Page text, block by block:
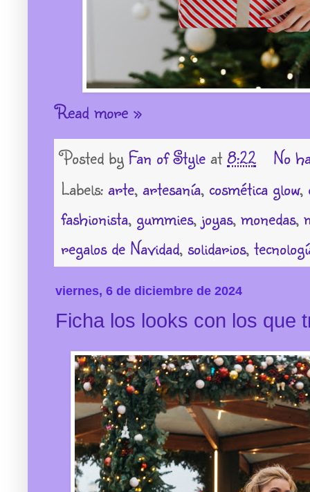
Read more »
Posted by Fan of Style at 8:22
No
Labels: arte, artesanía, cosmética glow,
fashionista, gummies, joyas, monedas,
regalos de Navidad, solidarios,
viernes, 6 de diciembre de 2024
Ficha los looks con los que